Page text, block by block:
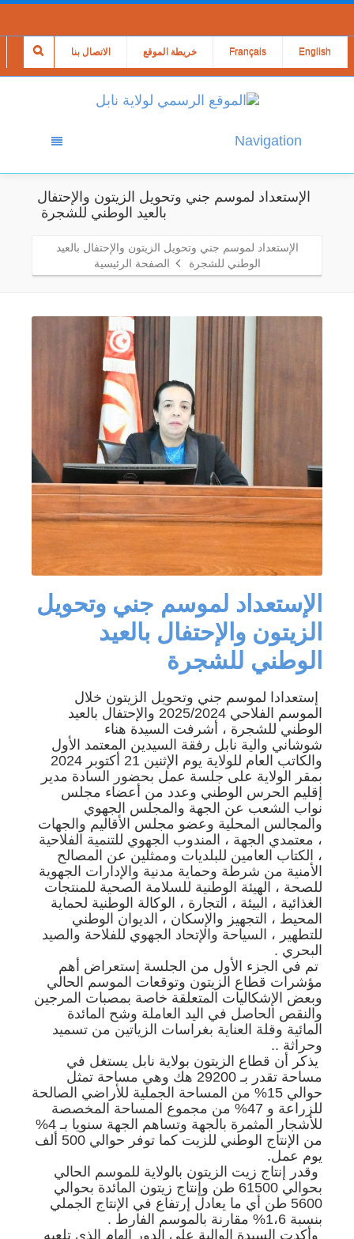
الاتصال بنا خريطة الموقع Français English
Navigation
الإستعداد لموسم جني وتحويل الزيتون والإحتفال
بالعيد الوطني للشجرة
الإستعداد لموسم جني وتحويل الزيتون والإحتفال بالعيد
الوطني للشجرة
الصفحة الرئيسية
الإستعداد لموسم جني وتحويل
الزيتون والإحتفال بالعيد
الوطني للشجرة
إستعدادا لموسم جني وتحويل الزيتون خلال
الموسم الفلاحي 2025/2024 والإحتفال بالعيد
الوطني للشجرة ، أشرفت السيدة هناء
شوشاني والية نابل رفقة السيدين المعتمد الأول
والكاتب العام للولاية يوم الإثنين 21 أكتوبر 2024
بمقر الولاية على جلسة عمل بحضور السادة مدير
إقليم الحرس الوطني وعدد من أعضاء مجلس
نواب الشعب عن الجهة والمجلس الجهوي
والمجالس المحلية وعضو مجلس الأقاليم والجهات
، معتمدي الجهة ، المندوب الجهوي للتنمية الفلاحية
، الكتاب العامين للبلديات وممثلين عن المصالح
الأمنية من شرطة وحماية مدنية والإدارات الجهوية
للصحة ، الهيئة الوطنية للسلامة الصحية للمنتجات
الغذائية ، البيئة ، التجارة ، الوكالة الوطنية لحماية
المحيط ، التجهيز والإسكان ، الديوان الوطني
للتطهير ، السياحة والإتحاد الجهوي للفلاحة والصيد
البحري .
تم في الجزء الأول من الجلسة إستعراض أهم
مؤشرات قطاع الزيتون وتوقعات الموسم الحالي
وبعض الإشكاليات المتعلقة خاصة بمصبات المرجين
والنقص الحاصل في اليد العاملة وشح المائدة
المائية وقلة العناية بغراسات الزياتين من تسميد
وحراثة ..
يذكر أن قطاع الزيتون بولاية نابل يستغل في
مساحة تقدر بـ 29200 هك وهي مساحة تمثل
حوالي 15% من المساحة الجملية للأراضي الصالحة
للزراعة و 47% من مجموع المساحة المخصصة
للأشجار المثمرة بالجهة وتساهم الجهة سنويا بـ 4%
من الإنتاج الوطني للزيت كما توفر حوالي 500 ألف
يوم عمل.
وقدر إنتاج زيت الزيتون بالولاية للموسم الحالي
بحوالي 61500 طن وإنتاج زيتون المائدة بحوالي
5600 طن أي ما يعادل إرتفاع في الإنتاج الجملي
بنسبة 1،6% مقارنة بالموسم الفارط .
وأكدت السيدة الوالية على الدور الهام الذي تلعبه